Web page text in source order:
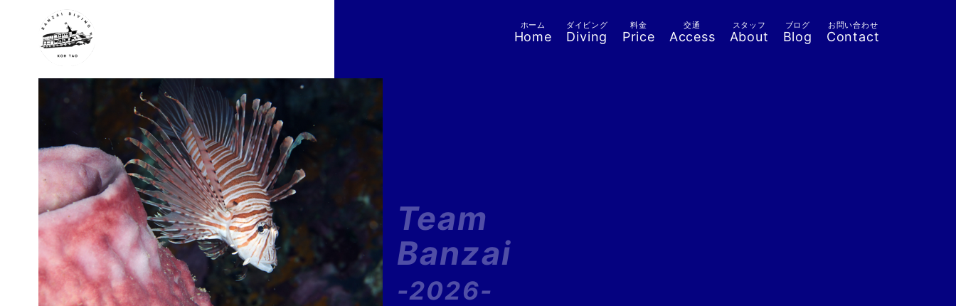
ホーム
Home
ダイビング
Diving
料金
Price
交通
Access
スタッフ
About
ブログ
Blog
お問い合わせ
Contact
Team
Banzai
-2026-